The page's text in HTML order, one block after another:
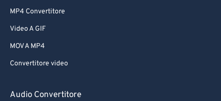
MP4 Convertitore
Video A GIF
MOV A MP4
Convertitore video
Audio Convertitore